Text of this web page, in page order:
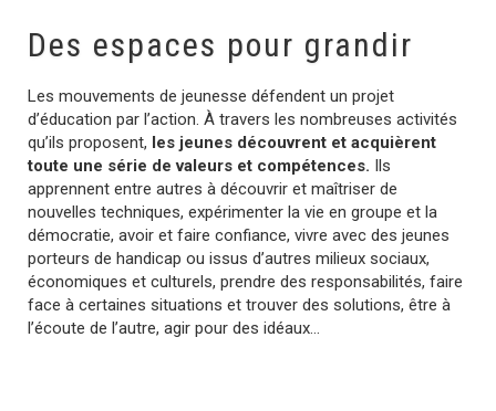
Des espaces pour grandir
Les mouvements de jeunesse défendent un projet
d’éducation par l’action. À travers les nombreuses activités
qu’ils proposent, les jeunes découvrent et acquièrent
toute une série de valeurs et compétences. Ils
apprennent entre autres à découvrir et maîtriser de
nouvelles techniques, expérimenter la vie en groupe et la
démocratie, avoir et faire confiance, vivre avec des jeunes
porteurs de handicap ou issus d’autres milieux sociaux,
économiques et culturels, prendre des responsabilités, faire
face à certaines situations et trouver des solutions, être à
l’écoute de l’autre, agir pour des idéaux…